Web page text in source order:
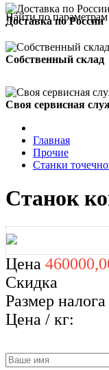
Найти по параметрам
Доставка по России
Собственный склад
Своя сервисная
Главная
Прочие
Станки
Станок
Цена
Скидка
Размер налога
Цена / кг: